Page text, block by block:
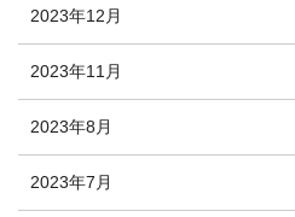
2023年12月
2023年11月
2023年8月
2023年7月